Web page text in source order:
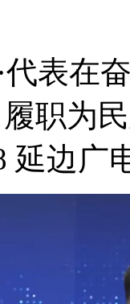
表在
职为
延边广